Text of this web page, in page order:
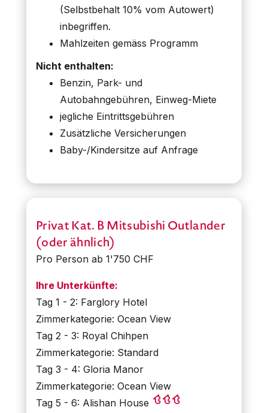
(Selbstbehalt 10% vom Autowert)
inbegriffen.
Mahlzeiten gemäss Programm
Nicht enthalten:
Benzin, Park- und
Autobahngebühren, Einweg-Miete
jegliche Eintrittsgebühren
Zusätzliche Versicherungen
Baby-/Kindersitze auf Anfrage
Privat Kat. B Mitsubishi Outlander
(oder ähnlich)
Pro Person ab 1'750 CHF
Ihre Unterkünfte:
Tag 1 - 2: Farglory Hotel
Zimmerkategorie: Ocean View
Tag 2 - 3: Royal Chihpen
Zimmerkategorie: Standard
Tag 3 - 4: Gloria Manor
Zimmerkategorie: Ocean View
Tag 5 - 6: Alishan House